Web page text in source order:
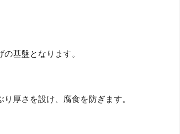
基盤となります。
厚さを設け、腐食を防ぎます。